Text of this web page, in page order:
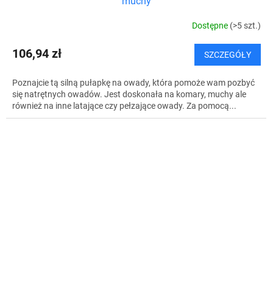
Dostępne (>5 szt.)
106,94 zł SZCZEGÓŁY
Poznajcie tą silną pułapkę na owady, która pomoże wam pozbyć
się natrętnych owadów. Jest doskonała na komary, muchy ale
również na inne latające czy pełzające owady. Za pomocą...